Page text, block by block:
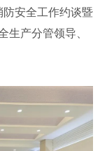
防安全工作约谈暨
生产分管领导、